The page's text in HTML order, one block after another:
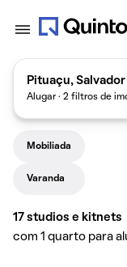
Pituaçu,
Alugar · 2 filtros de
Mobiliada
Varanda
17 studios e kitnets
com 1 quarto para